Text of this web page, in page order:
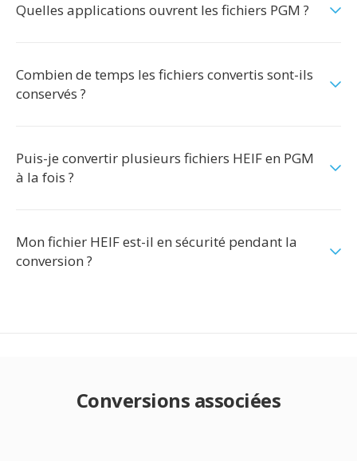
Quelles applications ouvrent les fichiers PGM ?
Combien de temps les fichiers convertis sont-ils
conservés ?
Puis-je convertir plusieurs fichiers HEIF en PGM
à la fois ?
Mon fichier HEIF est-il en sécurité pendant la
conversion ?
Conversions associées